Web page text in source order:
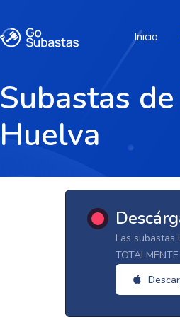
Inicio
Subastas
Huelva
Las subastas